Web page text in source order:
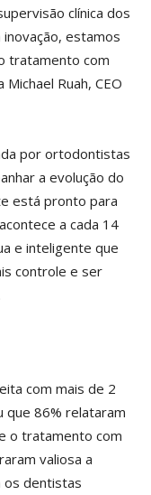
clínica dos
estamos
tratamento com
Ruah, CEO
por ortodontistas
a evolução do
está pronto para
a cada 14
e inteligente que
controle e ser
com mais de 2
que 86% relataram
o tratamento com
valiosa a
os dentistas